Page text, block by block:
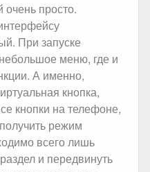
просто.
При запуске
меню, где и
А именно,
кнопка,
кнопки на телефоне,
режим
всего лишь
и передвинуть